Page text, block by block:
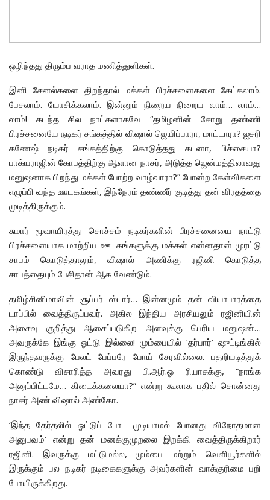
ஒழிந்தது திரும்ப வராத மணித்துளிகள்.
இனி சேனல்களை திறந்தால் மக்கள் பிரச்சனைகளை கேட்கலாம்.
பேசலாம். யோசிக்கலாம். இன்னும் நிறைய நிறைய லாம்… லாம்…
லாம்! கடந்த சில நாட்களாகவே “தமிழனின் சோறு தண்ணி
பிரச்சனையே நடிகர் சங்கத்தில் விஷால் ஜெயிப்பாரா, மாட்டாரா? ஐசரி
கணேஷ் நடிகர் சங்கத்திற்கு கொடுத்தது கடனா, பிச்சையா?
பாக்யராஜின் கோபத்திற்கு ஆளான நாசர், அடுத்த ஜென்மத்திலாவது
மனுஷனாக பிறந்து மக்கள் போற்ற வாழ்வாரா?” போன்ற கேள்விகளை
எழுப்பி வந்த ஊடகங்கள், இந்நேரம் தண்ணீர் குடித்து தன் விரதத்தை
முடித்திருக்கும்.
சுமார் மூவாயிரத்து சொச்சம் நடிகர்களின் பிரச்சனையை நாட்டு
பிரச்சனையாக மாற்றிய ஊடகங்களுக்கு மக்கள் என்னதான் முரட்டு
சாபம் கொடுத்தாலும், விஷால் அணிக்கு ரஜினி கொடுத்த
சாபத்தையும் பேசிதான் ஆக வேண்டும்.
தமிழ்சினிமாவின் சூப்பர் ஸ்டார்… இன்னமும் தன் வியாபாரத்தை
டாப்பில் வைத்திருப்பவர். அகில இந்திய அரசியலும் ரஜினியின்
அசைவு குறித்து ஆசைப்படுகிற அளவுக்கு பெரிய மனுஷன்…
அவருக்கே இங்கு ஓட்டு இல்லை! மும்பையில் ‘தர்பார்’ ஷுட்டிங்கில்
இருந்தவருக்கு பேலட் பேப்பரே போய் சேரவில்லை. பதறியடித்துக்
கொண்டு விசாரித்த அவரது பி.ஆர்.ஓ ரியாசுக்கு, “நாங்க
அனுப்பிட்டமே… கிடைக்கலையா?” என்று கூலாக பதில் சொன்னது
நாசர் அண் விஷால் அண்கோ.
‘இந்த தேர்தலில் ஓட்டுப் போட முடியாமல் போனது விநோதமான
அனுபவம்’ என்று தன் மனக்குமுறலை இறக்கி வைத்திருக்கிறார்
ரஜினி. இவருக்கு மட்டுமல்ல, மும்பை மற்றும் வெளியூர்களில்
இருக்கும் பல நடிகர் நடிகைகளுக்கு அவர்களின் வாக்குரிமை பறி
போயிருக்கிறது.